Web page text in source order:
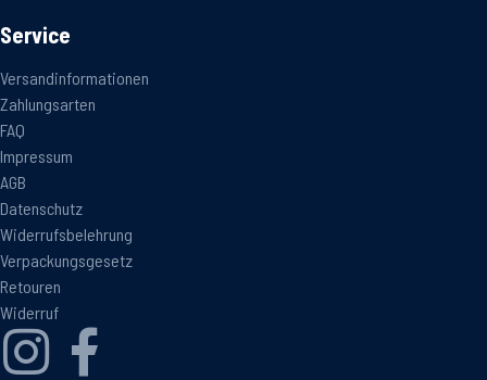
Service
Versandinformationen
Zahlungsarten
FAQ
Impressum
AGB
Datenschutz
Widerrufsbelehrung
Verpackungsgesetz
Retouren
Widerruf